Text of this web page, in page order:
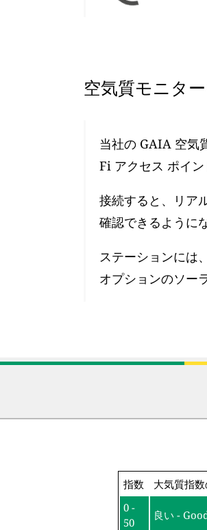
空気質モニタ
当社の GAIA 空気
Fi アクセス ポイン
接続すると、リア
確認できるように
ステーションには
オプションのソー
指数 大気質指数
0 -
50
良い -